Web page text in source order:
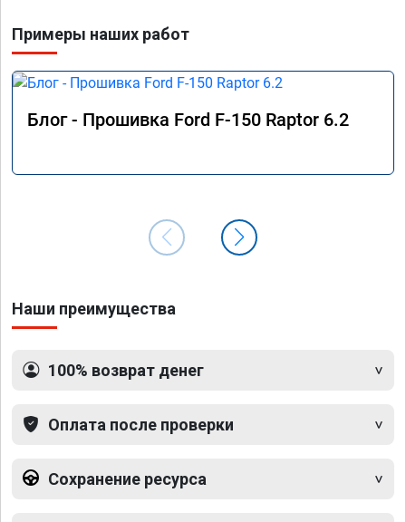
Примеры наших работ
Блог - Прошивка Ford F-150 Raptor 6.2
Наши преимущества
100% возврат денег
Оплата после проверки
Сохранение ресурса